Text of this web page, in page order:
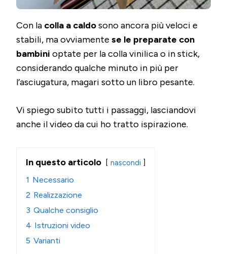
Con la colla a caldosono ancora più veloci e
stabili, ma ovviamente se le preparate con
bambini optate per la colla vinilica o in stick,
considerando qualche minuto in più per
l’asciugatura, magari sotto un libro pesante.
Vi spiego subito tutti i passaggi, lasciandovi
anche il video da cui ho tratto ispirazione.
In questo articolo nascondi
1 Necessario
2 Realizzazione
3 Qualche consiglio
4 Istruzioni video
5 Varianti